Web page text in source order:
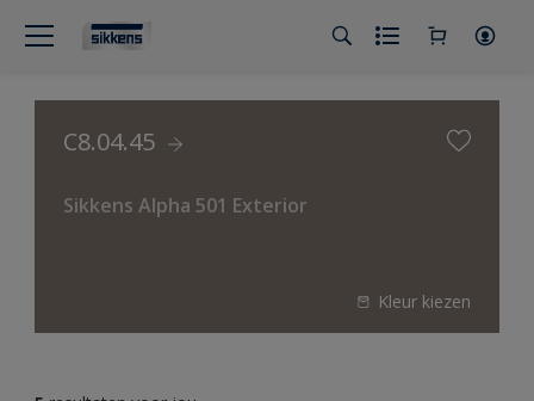
C8.04.45
Sikkens Alpha 501 Exterior
Kleur kiezen